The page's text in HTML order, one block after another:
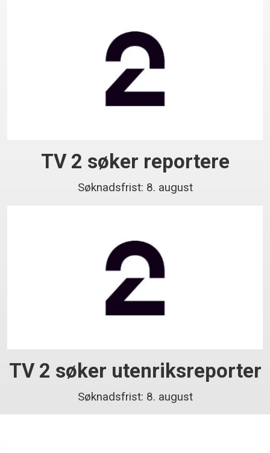
TV 2 søker reportere
Søknadsfrist: 8. august
TV 2 søker utenriksreporter
Søknadsfrist: 8. august